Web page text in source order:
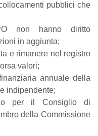
pubblici che
non hanno diritto
in aggiunta;
e rimanere nel registro
valori;
annuale della
indipendente;
per il Consiglio di
della Commissione